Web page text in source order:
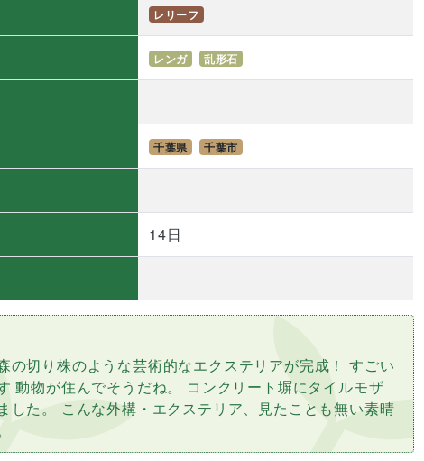
レリーフ
レンガ 乱形石
千葉県 千葉市
14日
の切り株のような芸術的なエクステリアが完成！ すごい
動物が住んでそうだね。 コンクリート塀にタイルモザ
した。 こんな外構・エクステリア、見たことも無い素晴